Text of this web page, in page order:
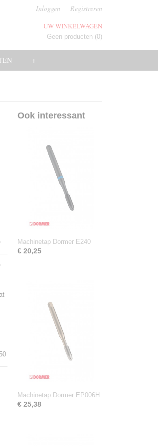
Inloggen Registreren
UW WINKELWAGEN
Geen producten (0)
+
Ook interessant
Machinetap Dormer E240
€ 20,25
Machinetap Dormer EP006H
€ 25,38